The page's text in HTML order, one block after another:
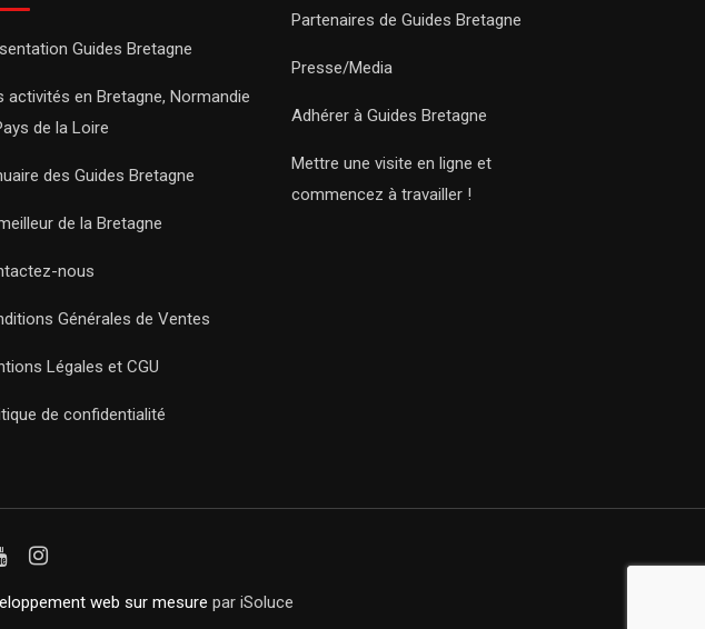
Guides Bretagne
activités en Bretagne, Normandie
de la Loire
des Guides Bretagne
de la Bretagne
nous
Générales de Ventes
Légales et CGU
de confidentialité
Partenaires de Guides Bretagne
Presse/Media
Adhérer à Guides Bretagne
Mettre une visite en ligne et
commencez à travailler !
web sur mesure par iSoluce